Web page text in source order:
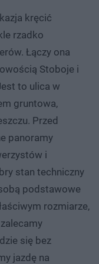
kręcić
rzadko
Łączy ona
Stoboje i
to ulica w
gruntowa,
Przed
panoramy
i
stan techniczny
podstawowe
rozmiarze,
się bez
jazdę na